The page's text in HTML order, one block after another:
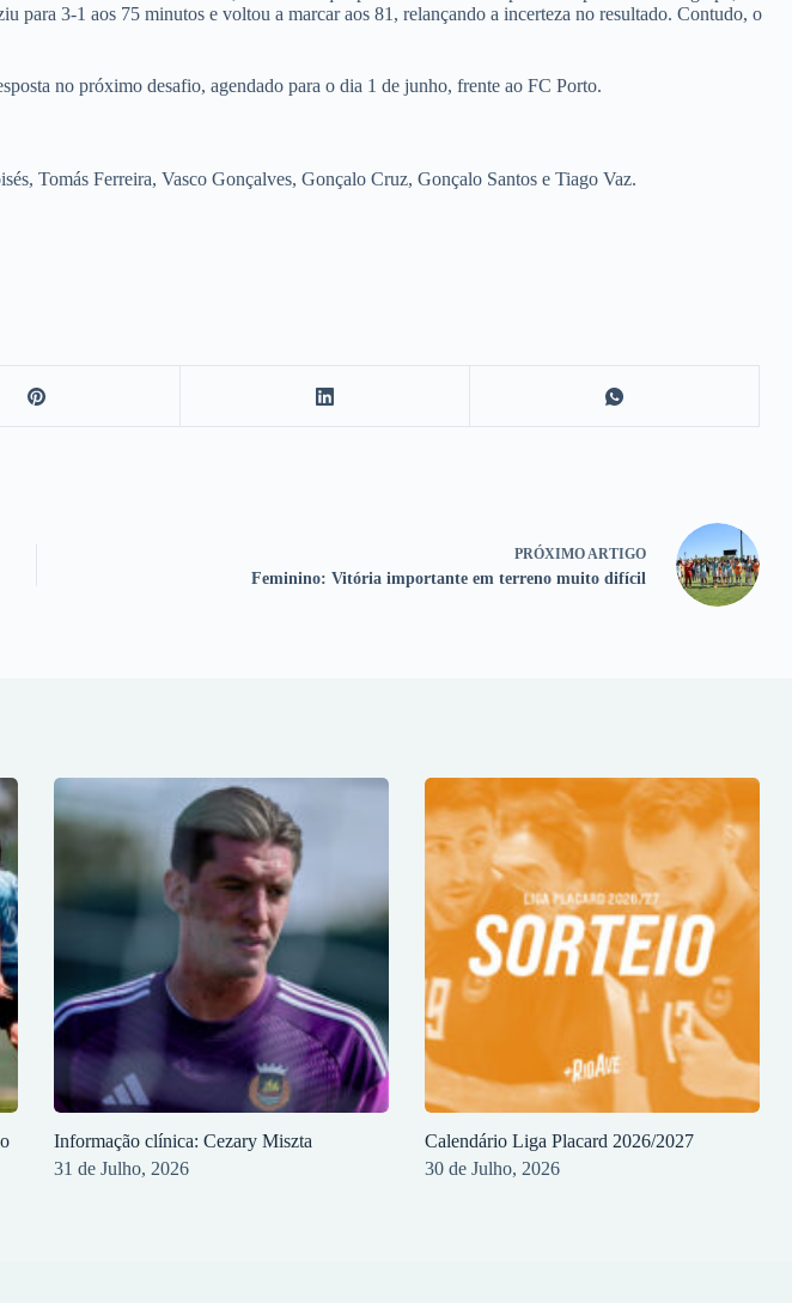
3-1 aos 75 minutos e voltou a marcar aos 81, relançando a incerteza no resultado. Contudo, o
no próximo desafio, agendado para o dia 1 de junho, frente ao FC Porto.
Tomás Ferreira, Vasco Gonçalves, Gonçalo Cruz, Gonçalo Santos e Tiago Vaz.
PRÓXIMO ARTIGO
Feminino: Vitória importante em terreno muito difícil
Informação clínica: Cezary Miszta
31 de Julho, 2026
Calendário Liga Placard 2026/2027
30 de Julho, 2026